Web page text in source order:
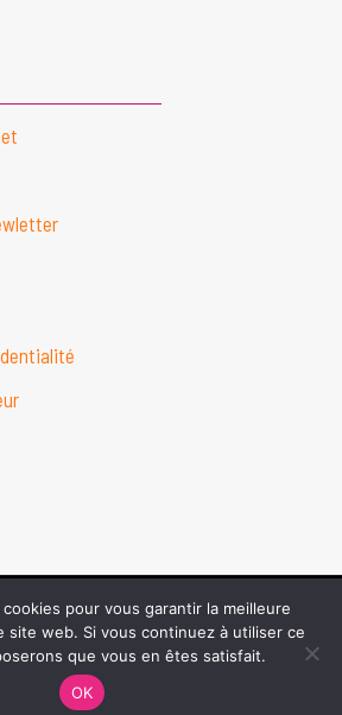
Center 2026 - Conception web :
Studio
pour vous garantir la meilleure
site web. Si vous continuez à utiliser ce
que vous en êtes satisfait.
OK